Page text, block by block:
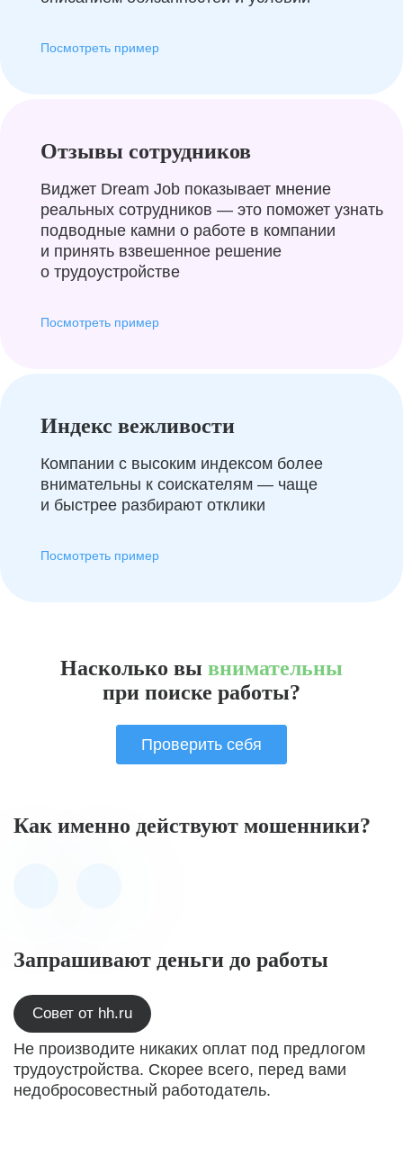
Посмотреть пример
Отзывы сотрудников
Виджет Dream Job показывает мнение
реальных сотрудников — это поможет узнать
подводные камни о работе в компании
и принять взвешенное решение
о трудоустройстве
Посмотреть пример
Индекс вежливости
Компании с высоким индексом более
внимательны к соискателям — чаще
и быстрее разбирают отклики
Посмотреть пример
Насколько вы внимательны
при поиске работы?
Проверить себя
Как именно действуют мошенники?
Запрашивают деньги до работы
Совет от hh.ru
Не производите никаких оплат под предлогом
трудоустройства. Скорее всего, перед вами
недобросовестный работодатель.